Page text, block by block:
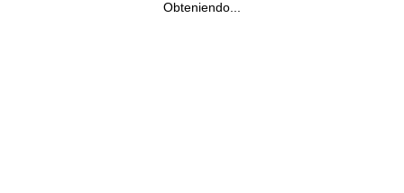
Obteniendo...